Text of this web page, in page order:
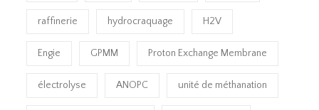
raffinerie hydrocraquage H2V
Engie GPMM Proton Exchange Membrane
électrolyse ANOPC unité de méthanation